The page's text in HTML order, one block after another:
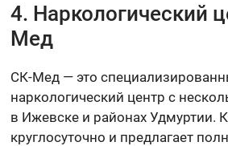
4. Наркологический
Мед
СК-Мед — это
наркологический центр с
в Ижевске и районах Удмуртии.
круглосуточно и предлагает